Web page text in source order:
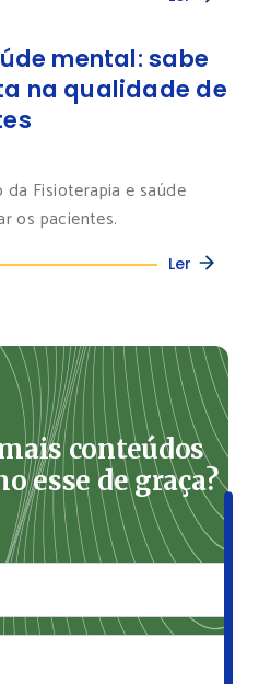
mental: sabe
na qualidade de
da Fisioterapia e saúde
os pacientes.
Ler
conteúdos
esse de graça?